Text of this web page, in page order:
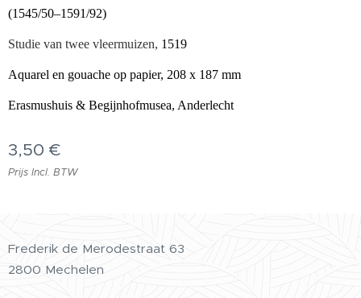
(1545/50–1591/92)
Studie van twee vleermuizen, 1519
Aquarel en gouache op papier, 208 x 187 mm
Erasmushuis & Begijnhofmusea, Anderlecht
3,50 €
Prijs Incl. BTW
Frederik de Merodestraat 63
2800 Mechelen